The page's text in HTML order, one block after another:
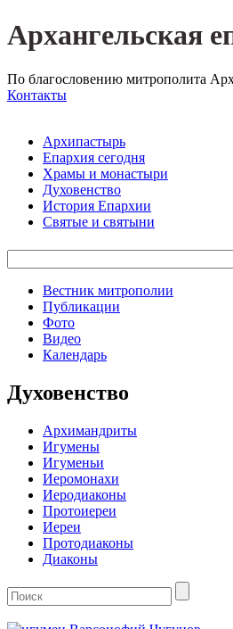
Архангельская
По благословению митрополита
Контакты
Архипастырь
Епархия сегодня
Храмы и монастыри
Духовенство
История Епархии
Святые и святыни
Вестник митрополии
Публикации
Фото
Видео
Календарь
Духовенство
Архимандриты
Игумены
Игуменьи
Иеромонахи
Иеродиаконы
Протоиереи
Иереи
Протодиаконы
Диаконы